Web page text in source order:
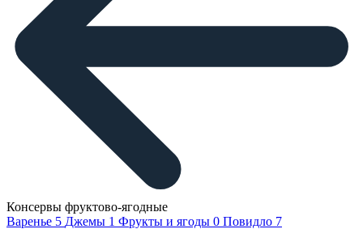
Консервы фруктово-ягодные
Варенье 5 Джемы 1 Фрукты и ягоды 0 Повидло 7